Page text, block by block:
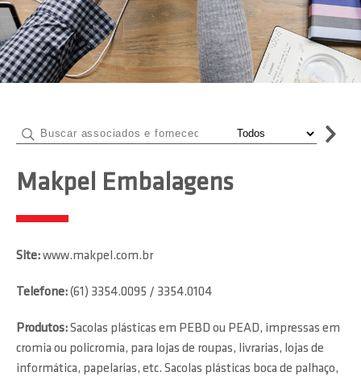
Makpel Embalagens
Site:www.makpel.com.br
Telefone:(61) 3354.0095 / 3354.0104
Produtos:Sacolas plásticas em PEBD ou PEAD, impressas em
cromia ou policromia, para lojas de roupas, livrarias, lojas de
informática, papelarias, etc. Sacolas plásticas boca de palhaço,